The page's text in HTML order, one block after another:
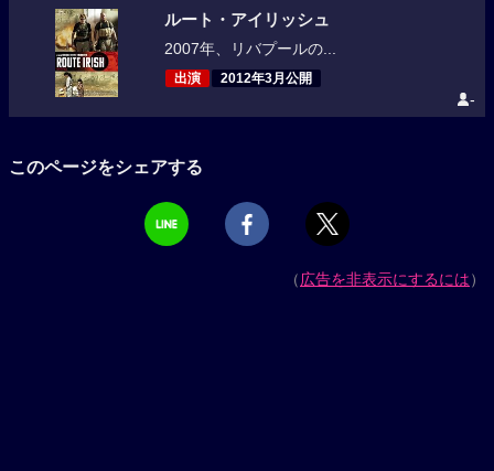
ルート・アイリッシュ
2007年、リバプールの...
出演 2012年3月公開
-
このページをシェアする
（広告を非表示にするには）